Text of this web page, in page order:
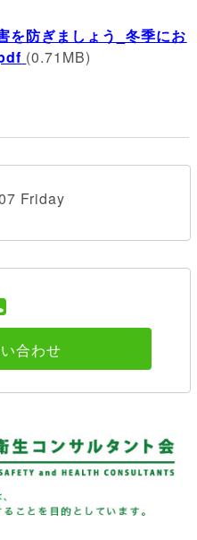
を防ぎましょう_冬季にお
(0.71MB)
Friday
合わせ